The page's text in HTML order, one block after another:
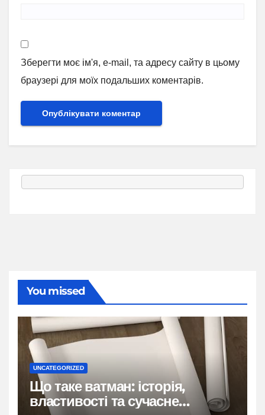
Зберегти моє ім'я, e-mail, та адресу сайту в цьому
браузері для моїх подальших коментарів.
You missed
UNCATEGORIZED
Що таке ватман: історія,
властивості та сучасне